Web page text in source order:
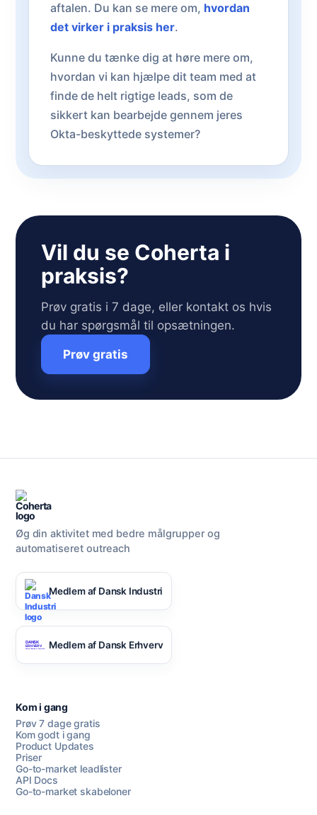
aftalen. Du kan se mere om, hvordan
det virker i praksis her.
Kunne du tænke dig at høre mere om,
hvordan vi kan hjælpe dit team med at
finde de helt rigtige leads, som de
sikkert kan bearbejde gennem jeres
Okta-beskyttede systemer?
Vil du se Coherta i
praksis?
Prøv gratis i 7 dage, eller kontakt os hvis
du har spørgsmål til opsætningen.
Prøv gratis
Øg din aktivitet med bedre målgrupper og
automatiseret outreach
Medlem af Dansk Industri
Medlem af Dansk Erhverv
Kom i gang
Prøv 7 dage gratis
Kom godt i gang
Product Updates
Priser
Go-to-market leadlister
API Docs
Go-to-market skabeloner